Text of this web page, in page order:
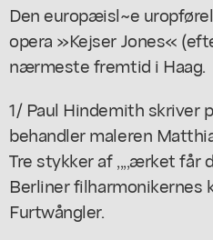
Den europæisl~e
opera »Kejser Jones«
nærmeste fremtid i Haag.
1/ Paul Hindemith skriver
behandler maleren
Tre stykker af ,,,,ærket får
Berliner filharmonikernes
Furtwångler.